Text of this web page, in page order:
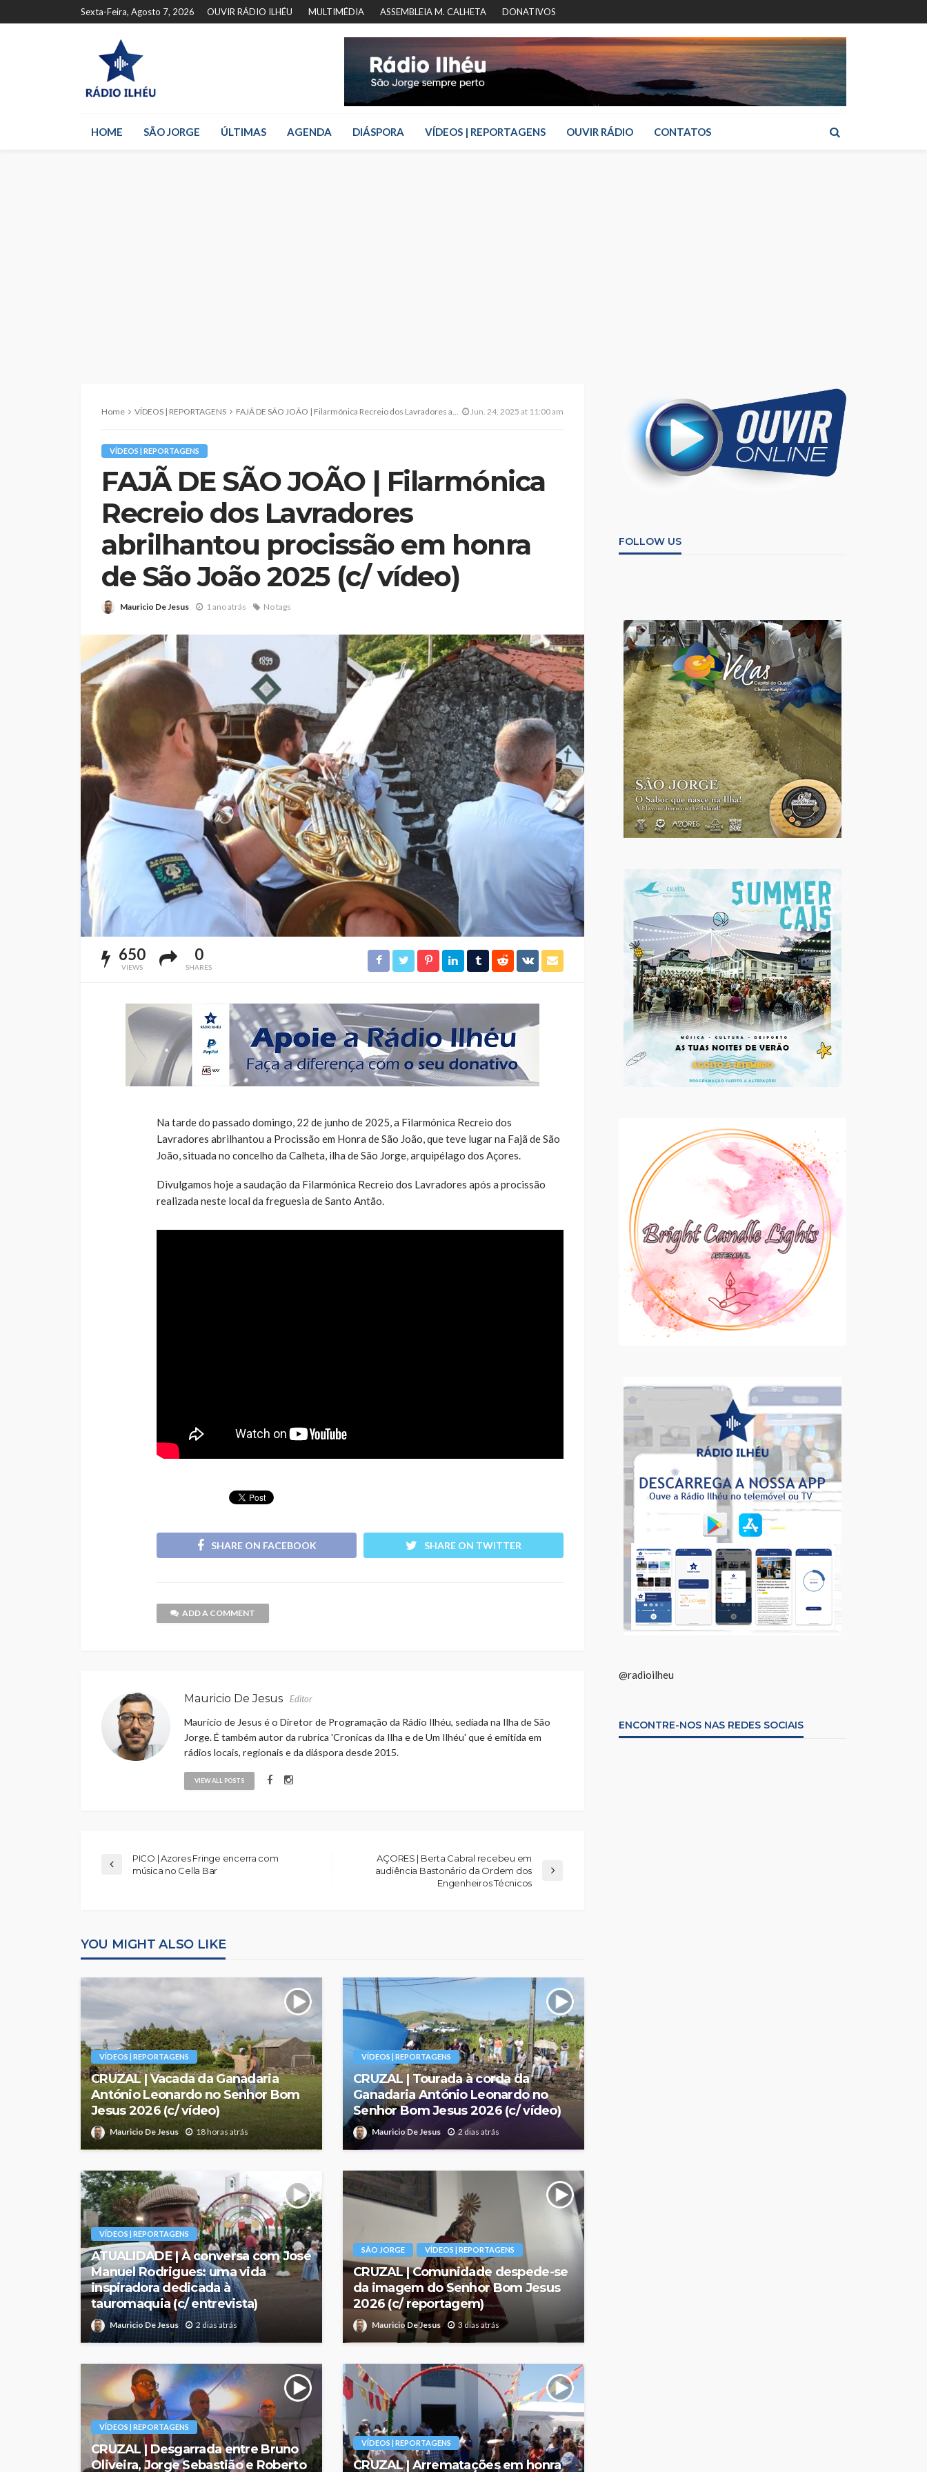
Sexta-Feira, Agosto 7, 2026 OUVIR RÁDIO ILHÉU MULTIMÉDIA ASSEMBLEIA M. CALHETA DONATIVOS
HOME SÃO JORGE ÚLTIMAS AGENDA DIÁSPORA VÍDEOS | REPORTAGENS OUVIR RÁDIO CONTATOS
Home VÍDEOS | REPORTAGENS FAJÃ DE SÃO JOÃO | Filarmónica Recreio dos Lavradores abrilhantou procissão em honra de São João 2025 (c/ vídeo) Jun. 24, 2025 at 11:00 am
VÍDEOS | REPORTAGENS
FAJÃ DE SÃO JOÃO | Filarmónica
Recreio dos Lavradores
abrilhantou procissão em honra
de São João 2025 (c/ vídeo)
Mauricio De Jesus 1 ano atrás No tags
650
VIEWS
0
SHARES
Na tarde do passado domingo, 22 de junho de 2025, a Filarmónica Recreio dos
Lavradores abrilhantou a Procissão em Honra de São João, que teve lugar na Fajã de São
João, situada no concelho da Calheta, ilha de São Jorge, arquipélago dos Açores.
Divulgamos hoje a saudação da Filarmónica Recreio dos Lavradores após a procissão
realizada neste local da freguesia de Santo Antão.
SHARE ON FACEBOOK SHARE ON TWITTER
ADD A COMMENT
Mauricio De Jesus Editor
Maurício de Jesus é o Diretor de Programação da Rádio Ilhéu, sediada na Ilha de São
Jorge. É também autor da rubrica 'Cronicas da Ilha e de Um Ilhéu' que é emitida em
rádios locais, regionais e da diáspora desde 2015.
VIEW ALL POSTS
PICO | Azores Fringe encerra com
música no Cella Bar
AÇORES | Berta Cabral recebeu em
audiência Bastonário da Ordem dos
Engenheiros Técnicos
YOU MIGHT ALSO LIKE
VÍDEOS | REPORTAGENS
CRUZAL | Vacada da Ganadaria
António Leonardo no Senhor Bom
Jesus 2026 (c/ vídeo)
Mauricio De Jesus 18 horas atrás
VÍDEOS | REPORTAGENS
CRUZAL | Tourada à corda da
Ganadaria António Leonardo no
Senhor Bom Jesus 2026 (c/ vídeo)
Mauricio De Jesus 2 dias atrás
VÍDEOS | REPORTAGENS
ATUALIDADE | À conversa com José
Manuel Rodrigues: uma vida
inspiradora dedicada à
tauromaquia (c/ entrevista)
Mauricio De Jesus 2 dias atrás
SÃO JORGE VÍDEOS | REPORTAGENS
CRUZAL | Comunidade despede-se
da imagem do Senhor Bom Jesus
2026 (c/ reportagem)
Mauricio De Jesus 3 dias atrás
VÍDEOS | REPORTAGENS
CRUZAL | Desgarrada entre Bruno
Oliveira, Jorge Sebastião e Roberto
VÍDEOS | REPORTAGENS
CRUZAL | Arrematações em honra
FOLLOW US
@radioilheu
ENCONTRE-NOS NAS REDES SOCIAIS